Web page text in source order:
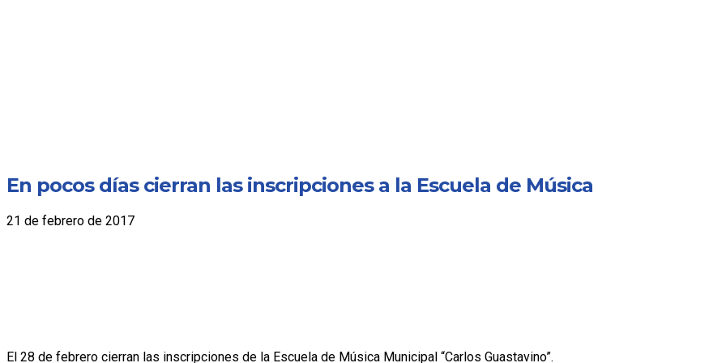
En pocos días cierran las inscripciones a la Escuela de Música
21 de febrero de 2017
El 28 de febrero cierran las inscripciones de la Escuela de Música Municipal “Carlos Guastavino”.